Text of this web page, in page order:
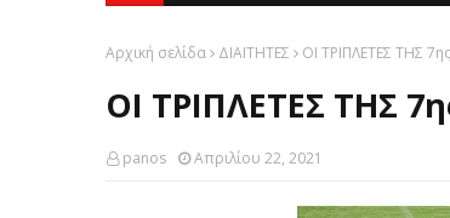
Αρχική σελίδα ΔΙΑΙΤΗΤΕΣ ΟΙ ΤΡΙΠΛΕΤΕΣ ΤΗΣ
ΟΙ ΤΡΙΠΛΕΤΕΣ ΤΗΣ
panos Απριλίου 22, 2021